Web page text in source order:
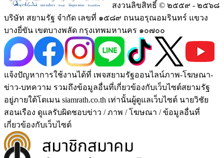
สงวนลิขสิทธิ์ © ๒๕๕๙ - ๒๕๖๘
บริษัท สยามรัฐ จำกัด เลขที่ ๑๕๘๙ ถนนอรุณอมรินทร์ แขวง
บางยี่ขัน เขตบางพลัด กรุงเทพมหานคร ๑๐๗๐๐
แจ้งปัญหาการใช้งานได้ที่ เพจสยามรัฐออนไลน์ภาพ-โฆษณา-
ข่าว-บทความ รวมถึงข้อมูลอื่นที่เกี่ยวข้องกับเว็บไซต์สยามรัฐ
อยู่ภายใต้โดเมน siamrath.co.th เท่านั้นผู้ดูแลเว็บไซต์ นายวิชัย
สอนเรือง ดูแลรับผิดชอบข่าว / ภาพ / โฆษณา / ข้อมูลอื่นที่
เกี่ยวข้องกับเว็บไซต์